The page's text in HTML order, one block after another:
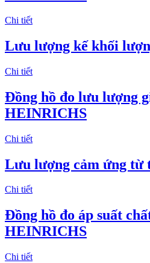
Chi tiết
Lưu lượng kế khối
Chi tiết
Đồng hồ đo lưu lượng
HEINRICHS
Chi tiết
Lưu lượng cảm ứng
Chi tiết
Đồng hồ đo áp suất
HEINRICHS
Chi tiết